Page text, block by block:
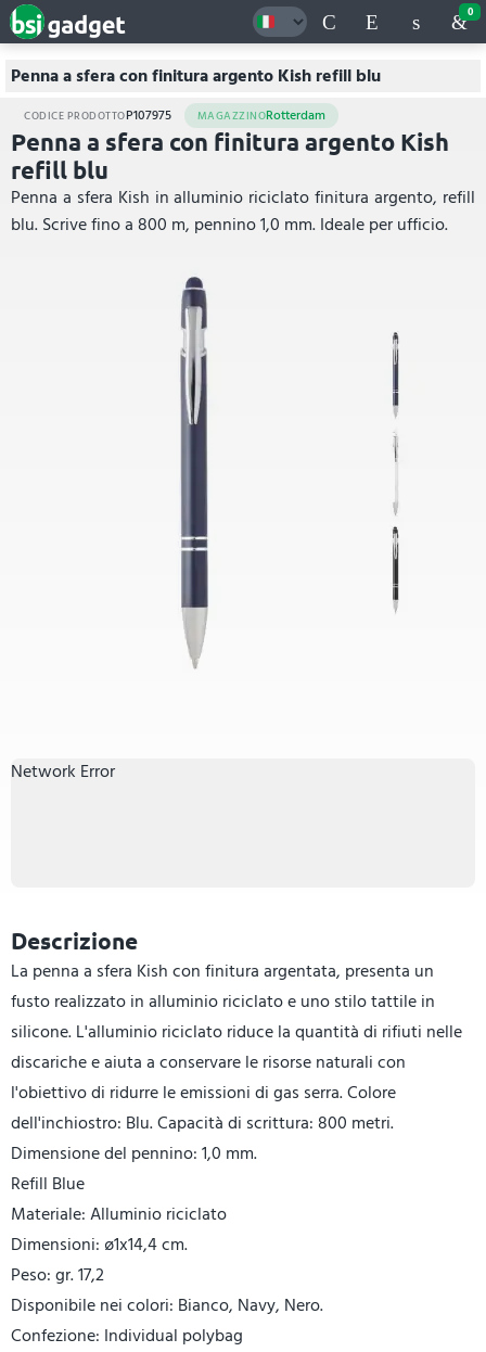
0
Penna a sfera con finitura argento Kish refill blu
CODICE PRODOTTOP107975 MAGAZZINORotterdam
Penna a sfera con finitura argento Kish
refill blu
Penna a sfera Kish in alluminio riciclato finitura argento, refill
blu. Scrive fino a 800 m, pennino 1,0 mm. Ideale per ufficio.
Network Error
Descrizione
La penna a sfera Kish con finitura argentata, presenta un
fusto realizzato in alluminio riciclato e uno stilo tattile in
silicone. L'alluminio riciclato riduce la quantità di rifiuti nelle
discariche e aiuta a conservare le risorse naturali con
l'obiettivo di ridurre le emissioni di gas serra. Colore
dell'inchiostro: Blu. Capacità di scrittura: 800 metri.
Dimensione del pennino: 1,0 mm.
Refill Blue
Materiale: Alluminio riciclato
Dimensioni: ø1x14,4 cm.
Peso: gr. 17,2
Disponibile nei colori: Bianco, Navy, Nero.
Confezione: Individual polybag